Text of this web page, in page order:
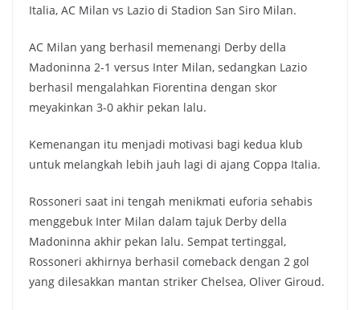
Italia, AC Milan vs Lazio di Stadion San Siro Milan.
AC Milan yang berhasil memenangi Derby della
Madoninna 2-1 versus Inter Milan, sedangkan Lazio
berhasil mengalahkan Fiorentina dengan skor
meyakinkan 3-0 akhir pekan lalu.
Kemenangan itu menjadi motivasi bagi kedua klub
untuk melangkah lebih jauh lagi di ajang Coppa Italia.
Rossoneri saat ini tengah menikmati euforia sehabis
menggebuk Inter Milan dalam tajuk Derby della
Madoninna akhir pekan lalu. Sempat tertinggal,
Rossoneri akhirnya berhasil comeback dengan 2 gol
yang dilesakkan mantan striker Chelsea, Oliver Giroud.